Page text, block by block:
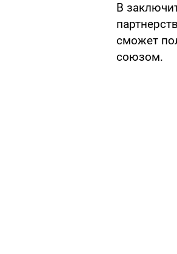
В
сможет
союзом.